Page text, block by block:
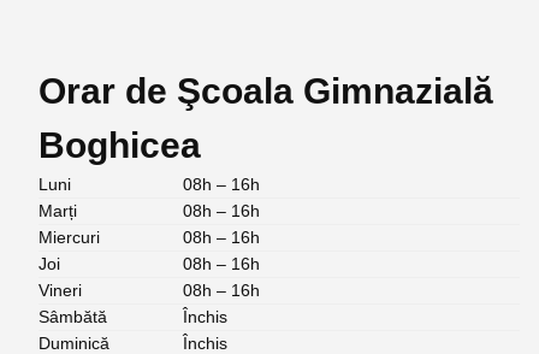
Orar de Şcoala Gimnazială
Boghicea
Luni
08h – 16h
Marți
08h – 16h
Miercuri
08h – 16h
Joi
08h – 16h
Vineri
08h – 16h
Sâmbătă
Închis
Duminică
Închis